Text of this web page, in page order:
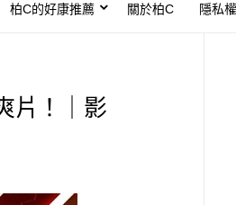
柏C的好康推薦 關於柏C 隱私
片！｜影